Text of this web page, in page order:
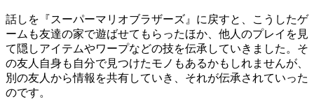
話しを『スーパーマリオブラザーズ』に戻すと、こうしたゲ
ームも友達の家で遊ばせてもらったほか、他人のプレイを見
て隠しアイテムやワープなどの技を伝承していきました。そ
の友人自身も自分で見つけたモノもあるかもしれませんが、
別の友人から情報を共有していき、それが伝承されていった
のです。